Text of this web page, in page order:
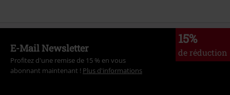
15%
de réduction
E-Mail Newsletter
Profitez d'une remise de 15 % en vous
abonnant maintenant ! Plus d'informations